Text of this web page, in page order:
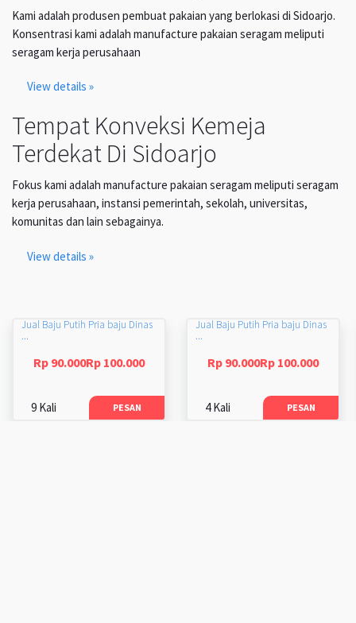
Kami adalah produsen pembuat pakaian yang berlokasi di Sidoarjo.
Konsentrasi kami adalah manufacture pakaian seragam meliputi
seragam kerja perusahaan
View details »
Tempat Konveksi Kemeja
Terdekat Di Sidoarjo
Fokus kami adalah manufacture pakaian seragam meliputi seragam
kerja perusahaan, instansi pemerintah, sekolah, universitas,
komunitas dan lain sebagainya.
View details »
Jual Baju Putih Pria baju Dinas
...
Rp 90.000Rp 100.000
9 Kali PESAN
Jual Baju Putih Pria baju Dinas
...
Rp 90.000Rp 100.000
4 Kali PESAN